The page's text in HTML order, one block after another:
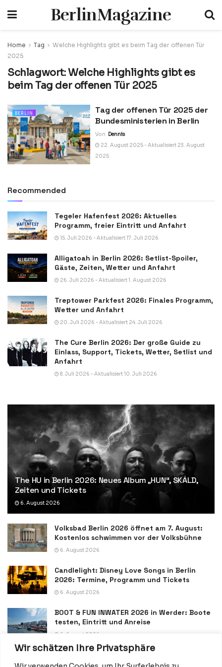
Wir schätzen Ihre Privatsphäre
BerlinMagazine
Home Tag
Welche Highlights gibt es beim Tag der offenen Tür
2025
Schlagwort:Welche Highlights gibt es
beim Tag der offenen Tür 2025
BERLIN
Tag der offenen Tür 2025 der
Bundesministerien in Berlin
Von Dennis
22. August 2025 - Aktualisiert 23. August
2025
Recommended
Tegeler Hafenfest 2026: Aktuelles
Programm, freier Eintritt und Anfahrt
15. Juli 2026 - Aktualisiert 17. Juli 2026
Alligatoah in Berlin 2026: Setlist-Spoiler,
Gäste, Zeiten, Wetter und Anfahrt
26. Juli 2026 - Aktualisiert 1. August 2026
Treptower Parkfest 2026: Finales Programm,
Wetter und Anfahrt
20. Juli 2026 - Aktualisiert 24. Juli 2026
The Cure Berlin 2026: Der große Guide zu
Einlass, Support, Tickets, Wetter, Setlist und
Anfahrt
8. Juli 2026 - Aktualisiert 10. Juli 2026
The HU in Berlin 2026: Neues Album „HUN“, SKÁLD,
Zeiten und Tickets
6. August 2026
Volksbad Berlin 2026 öffnet am 7. August:
Kostenlos schwimmen vor der Volksbühne
6. August 2026
Candlelight: Disney Love Songs in Berlin
2026: Termine, Programm und Tickets
6. August 2026
BOOT & FUN INWATER 2026 in Werder: Boote
testen, Eintritt und Anreise
6. August 2026